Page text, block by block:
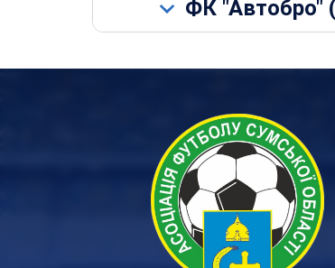
ФК "Автобро"